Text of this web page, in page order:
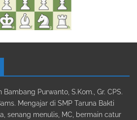
Purwanto, S.Kom., Gr. CPS.
Mengajar di SMP Taruna Bakti
senang menulis, MC, bermain catur